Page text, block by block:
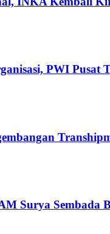
PWI Pusat
Surya Sembada